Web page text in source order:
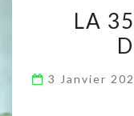
LA
3 Janvier